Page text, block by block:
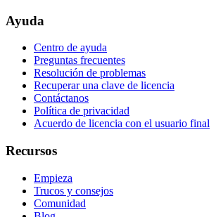
Ayuda
Centro de ayuda
Preguntas frecuentes
Resolución de problemas
Recuperar una clave de licencia
Contáctanos
Política de privacidad
Acuerdo de licencia con el usuario final
Recursos
Empieza
Trucos y consejos
Comunidad